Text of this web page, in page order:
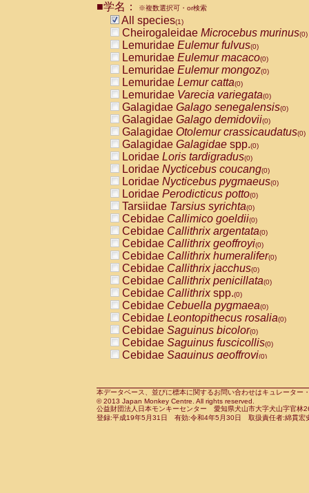
CebidaeCebus nigrivittatus
CebidaeCebus
CebidaeSaimiri boliviensis(0)
CebidaeSaimiri sciureus(0)
AtelidaeAlouatta caraya(0)
AtelidaeAlouatta fusca(0)
AtelidaeAlouatta seniculus
AtelidaeAlouattaspp.(0)
AtelidaeAteles belzebuth(0)
AtelidaeAteles geoffroyi(0)
AtelidaeAteles paniscus(0)
AtelidaeAtelesspp.(0)
Atelidae Lagothrix lagothricha
AtelidaeLagothrix lagothricha cana
PitheciidaeCacajao calvus
PitheciidaeCallicebus cupreus
PitheciidaeCallicebus donacophilus
PitheciidaeCallicebus moloch
PitheciidaeCallicebus torquatus
PitheciidaeCallicebusspp.(0)
PitheciidaeChiropotes satanas(0)
PitheciidaePithecia monachus
PitheciidaePithecia pithecia(0)
CercopithecidaeCercocebus agilis
CercopithecidaeCercocebus
CercopithecidaeCercocebus
CercopithecidaeCercocebus
CercopithecidaeCercocebus
CercopithecidaeCercocebushybrid
CercopithecidaePapio anubis(0)
CercopithecidaePapio cynocephalus
CercopithecidaePapio hamadryas(0)
■学名： ※複数選択可・or検索
All species(1)
Cheirogaleidae Microcebus murinus(0)
Lemuridae Eulemur fulvus(0)
Lemuridae Eulemur macaco(0)
Lemuridae Eulemur mongoz(0)
Lemuridae Lemur catta(0)
Lemuridae Varecia variegata(0)
Galagidae Galago senegalensis(0)
Galagidae Galago demidovii(0)
Galagidae Otolemur crassicaudatus(0)
Galagidae Galagidae spp.(0)
Loridae Loris tardigradus(0)
Loridae Nycticebus coucang(0)
Loridae Nycticebus pygmaeus(0)
Loridae Perodicticus potto(0)
Tarsiidae Tarsius syrichta(0)
Cebidae Callimico goeldii(0)
Cebidae Callithrix argentata(0)
Cebidae Callithrix geoffroyi(0)
Cebidae Callithrix humeralifer(0)
Cebidae Callithrix jacchus(0)
Cebidae Callithrix penicillata(0)
Cebidae Callithrixspp.(0)
Cebidae Cebuella pygmaea(0)
Cebidae Leontopithecus rosalia(0)
Cebidae Saguinus bicolor(0)
Cebidae Saguinus fuscicollis(0)
Cebidae Saguinus geoffroyi(0)
CebidaeSaguinus leucopus(0)
CebidaeSaguinus midas(0)
Cebidae Saguinus mystax(0)
本データベース、並びに標本に関するお問い合わせはキュレータ
© 2013 Japan Monkey Centre. All rights reserved.
公益財団法人日本モンキーセンター 愛知県犬山市大字犬山字官
登録:平成19年5月31日 有効:令和4年5月30日 取扱責任者:綿貫宏